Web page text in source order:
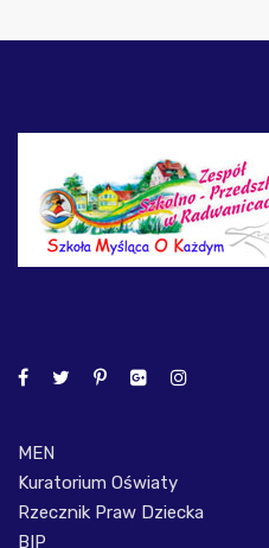
MEN
Kuratorium Oświaty
Rzecznik Praw Dziecka
BIP